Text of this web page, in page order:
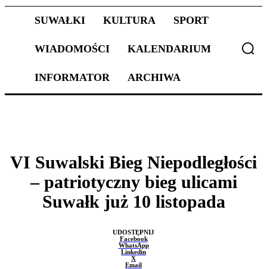
SUWAŁKI KULTURA SPORT
WIADOMOŚCI KALENDARIUM
INFORMATOR ARCHIWA
VI Suwalski Bieg Niepodległości
– patriotyczny bieg ulicami
Suwałk już 10 listopada
UDOSTĘPNIJ
Facebook
WhatsApp
Linkedin
X
Email